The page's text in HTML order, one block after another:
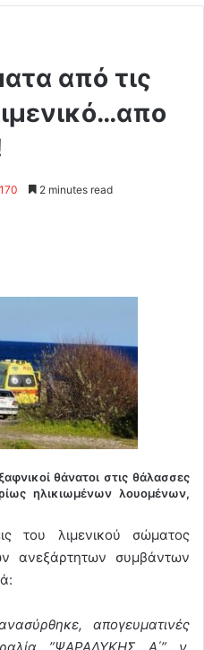
από τις
2 minutes read
θάνατοι στις θάλασσες
ηλικιωμένων λουομένων,
του λιμενικού σώματος
ανεξάρτητων συμβάντων
απογευματινές